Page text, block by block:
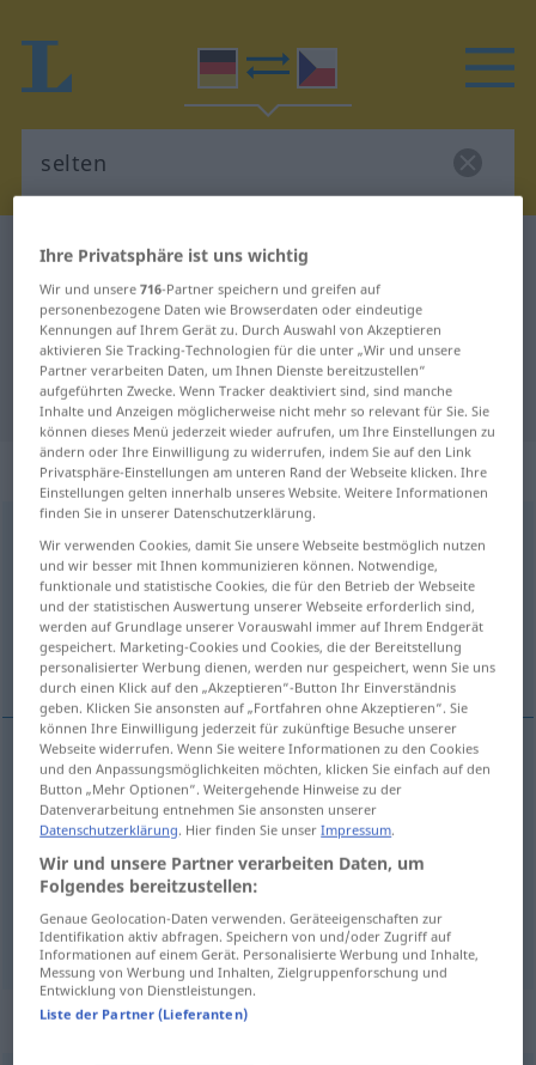
Deutsch-Tschechisch Wörterbuch
Deutsch-Tschechisch Übersetzung
für "selten"
"selten" Tschechisch Übersetzung
„selten“
selten
Übersicht aller Übersetzungen
(Für mehr Details die Übersetzung anklicken/antippen)
vzácný, řídký, zřídka, zvlášť
vzácný, řídký ADV selten
zřídka selten
(ob)zvlášť seltenbesonders
Beispielsätze für "selten"
Ihre Privatsphäre ist uns wichtig
Wir und unsere716-Partner speichern und greifen auf
personenbezogene Daten wie Browserdaten oder eindeutige
Kennungen auf Ihrem Gerät zu. Durch Auswahl von Akzeptieren
aktivieren Sie Tracking-Technologien für die unter „Wir und unsere
Partner verarbeiten Daten, um Ihnen Dienste bereitzustellen“
aufgeführten Zwecke. Wenn Tracker deaktiviert sind, sind manche
Inhalte und Anzeigen möglicherweise nicht mehr so relevant für Sie. Sie
können dieses Menü jederzeit wieder aufrufen, um Ihre Einstellungen zu
ändern oder Ihre Einwilligung zu widerrufen, indem Sie auf den Link
Privatsphäre-Einstellungen am unteren Rand der Webseite klicken. Ihre
Einstellungen gelten innerhalb unseres Website. Weitere Informationen
finden Sie in unserer Datenschutzerklärung.
Wir verwenden Cookies, damit Sie unsere Webseite bestmöglich nutzen
und wir besser mit Ihnen kommunizieren können. Notwendige,
funktionale und statistische Cookies, die für den Betrieb der Webseite
und der statistischen Auswertung unserer Webseite erforderlich sind,
werden auf Grundlage unserer Vorauswahl immer auf Ihrem Endgerät
gespeichert. Marketing-Cookies und Cookies, die der Bereitstellung
personalisierter Werbung dienen, werden nur gespeichert, wenn Sie uns
durch einen Klick auf den „Akzeptieren“-Button Ihr Einverständnis
geben. Klicken Sie ansonsten auf „Fortfahren ohne Akzeptieren“. Sie
können Ihre Einwilligung jederzeit für zukünftige Besuche unserer
Webseite widerrufen. Wenn Sie weitere Informationen zu den Cookies
und den Anpassungsmöglichkeiten möchten, klicken Sie einfach auf den
Button „Mehr Optionen“. Weitergehende Hinweise zu der
Datenverarbeitung entnehmen Sie ansonsten unserer
Datenschutzerklärung. Hier finden Sie unserImpressum.
Wir und unsere Partner verarbeiten Daten, um
Folgendes bereitzustellen:
Genaue Geolocation-Daten verwenden. Geräteeigenschaften zur
Identifikation aktiv abfragen. Speichern von und/oder Zugriff auf
Informationen auf einem Gerät. Personalisierte Werbung und Inhalte,
Messung von Werbung und Inhalten, Zielgruppenforschung und
Entwicklung von Dienstleistungen.
Liste der Partner (Lieferanten)